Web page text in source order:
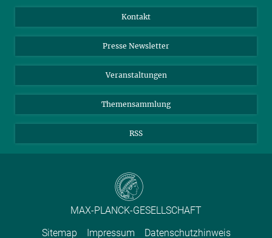
Meldestelle Fehlverhalten
YouTube
Kontakt
Presse Newsletter
Veranstaltungen
Themensammlung
RSS
MAX-PLANCK-GESELLSCHAFT
Sitemap
Impressum Datenschutzhinweis